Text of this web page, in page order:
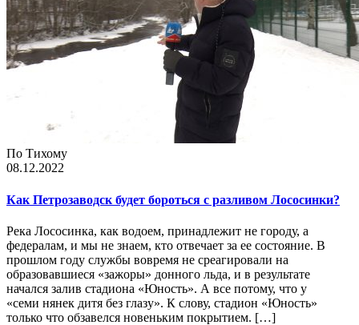
По Тихому
08.12.2022
Как Петрозаводск будет бороться с разливом Лососинки?
Река Лососинка, как водоем, принадлежит не городу, а
федералам, и мы не знаем, кто отвечает за ее состояние. В
прошлом году службы вовремя не среагировали на
образовавшиеся «зажоры» донного льда, и в результате
начался залив стадиона «Юность». А все потому, что у
«семи нянек дитя без глазу». К слову, стадион «Юность»
только что обзавелся новеньким покрытием. […]